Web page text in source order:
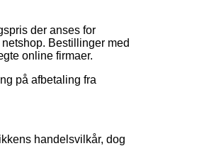
der anses for
Bestillinger med
online firmaer.
på afbetaling fra
handelsvilkår, dog